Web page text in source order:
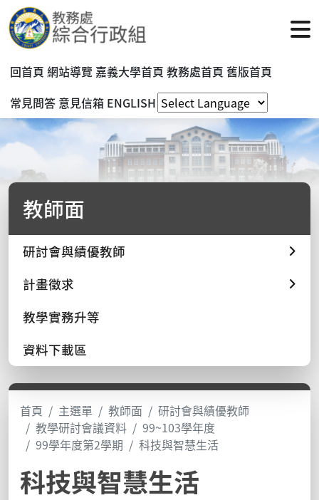
回首頁 網站導覽 嘉義大學首頁 教務處首頁 舊版首頁
常見問答 意見信箱 ENGLISH
教師面
研討會與績優教師
計畫徵求
教學實務升等
資料下載區
首頁 主選單 教師面
研討會與績優教師
教學研討會議資料
99~103學年度
99學年度第2學期
科技與智慧生活
科技與智慧生活